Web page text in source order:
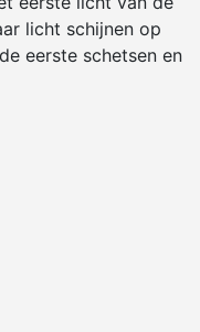
licht schijnen op
eerste schetsen en